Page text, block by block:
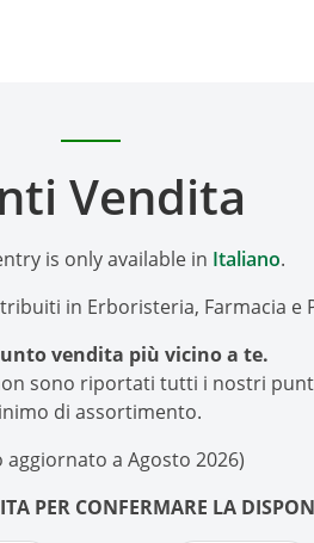
Vendita
is only available in Italiano.
in Erboristeria, Farmacia e
vendita più vicino a te.
sono riportati tutti i nostri
di assortimento.
aggiornato a Agosto 2026)
PER CONFERMARE LA